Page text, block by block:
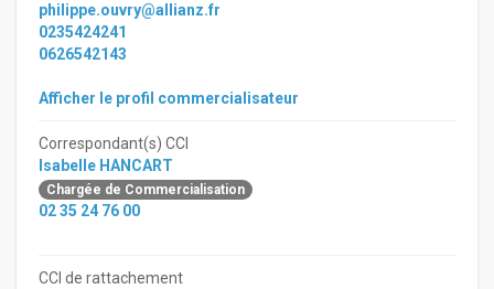
philippe.ouvry@allianz.fr
0235424241
0626542143
Afficher le profil commercialisateur
Correspondant(s) CCI
Isabelle HANCART
Chargée de Commercialisation
02 35 24 76 00
CCI de rattachement